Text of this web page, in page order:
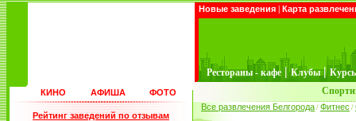
Новые заведения | Карта
Рестораны - кафе | Клубы |
КИНО АФИША ФОТО
Рейтинг заведений по отзывам
Все развлечения Белгорода / Фитнес /